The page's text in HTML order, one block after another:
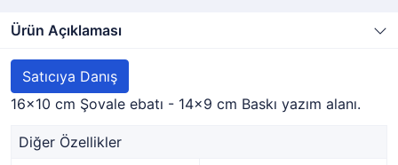
Ürün Açıklaması
Satıcıya Danış
16x10 cm Şovale ebatı - 14x9 cm Baskı yazım alanı.
Diğer Özellikler